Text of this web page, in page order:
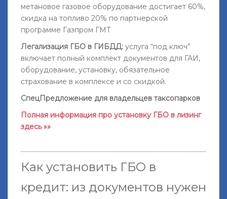
метановое газовое оборудование достигает 60%,
скидка на топливо 20% по партнерской
программе Газпром ГМТ
Легализация ГБО в ГИБДД: услуга “под ключ”
включает полный комплект документов для ГАИ,
оборудование, установку, обязательное
страхование в комплексе и со скидкой.
СпецПредложение для владельцев таксопарков
Полная информация про установку ГБО в лизинг
здесь »»
Как установить ГБО в
кредит: из документов нужен